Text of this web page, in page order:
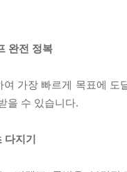
자리: (2) 주어/보어 자리
자리: (2) 형용사 자리, 부
자리: (4) 진목적어 자리
부정사/동명사를 구별하
완전 정복
여 가장 빠르게 목표에
을 수 있습니다.
지기